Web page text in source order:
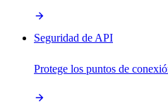
Seguridad de API
Protege los puntos de